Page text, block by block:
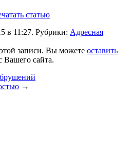
статью
в 11:27. Рубрики: Адресная
записи. Вы можете оставить
Вашего сайта.
→